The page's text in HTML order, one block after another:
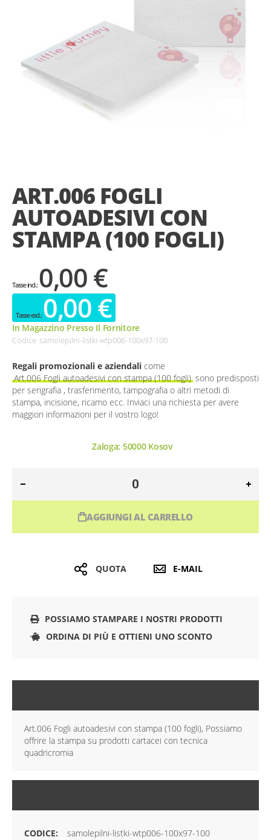
beginning
of
the
images
gallery
ART.006 FOGLI
AUTOADESIVI CON
STAMPA (100 FOGLI)
0,00 €
0,00 €
In Magazzino Presso Il Fornitore
Codice samolepilni-listki-wtp006-100x97-100
Regali promozionali e aziendali come
Art.006 Fogli autoadesivi con stampa (100 fogli) sono predisposti
per serigrafia , trasferimento, tampografia o altri metodi di
stampa, incisione, ricamo ecc. Inviaci una richiesta per avere
maggiori informazioni per il vostro logo!
Zaloga: 50000Kosov
AGGIUNGI AL CARRELLO
QUOTA E-MAIL
POSSIAMO STAMPARE I NOSTRI PRODOTTI
ORDINA DI PIÙ E OTTIENI UNO SCONTO
Art.006 Fogli autoadesivi con stampa (100 fogli), Possiamo
offrire la stampa su prodotti cartacei con tecnica
quadricromia
samolepilni-listki-wtp006-100x97-100